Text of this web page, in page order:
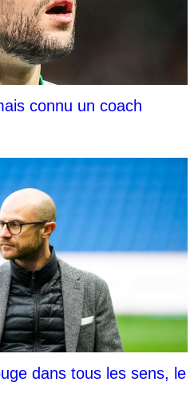
connu un coach
dans tous les sens, le